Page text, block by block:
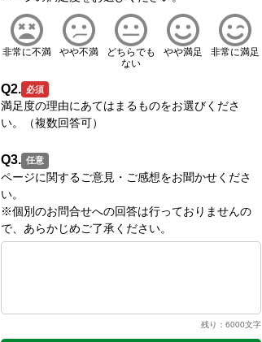
非常に不満 やや不満
どちらでも
ない
やや満足 非常に満足
Q2. 必須
満足度の理由にあてはまるものをお選びくださ
Q3. 任意
ページに関するご意見・ご感想をお聞かせくださ
い。
※個別のお問合せへの回答は行っておりませんの
残り：6000文字